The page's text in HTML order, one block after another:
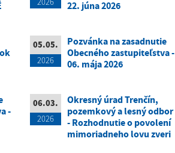
22. júna 2026
05.05.
2026
Pozvánka na zasadnutie
Obecného zastupiteľstva -
06. mája 2026
-
06.03.
2026
Okresný úrad Trenčín,
pozemkový a lesný odbor
- Rozhodnutie o povolení
mimoriadneho lovu zveri